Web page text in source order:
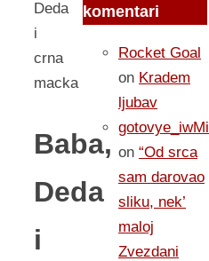
Deda
i
crna
macka
Baba,
Deda
i
komentari
Rocket Goal
on Kradem
ljubav
gotovye_iwMi
on “Od srca
sam darovao
sliku, nek’
maloj
Zvezdani